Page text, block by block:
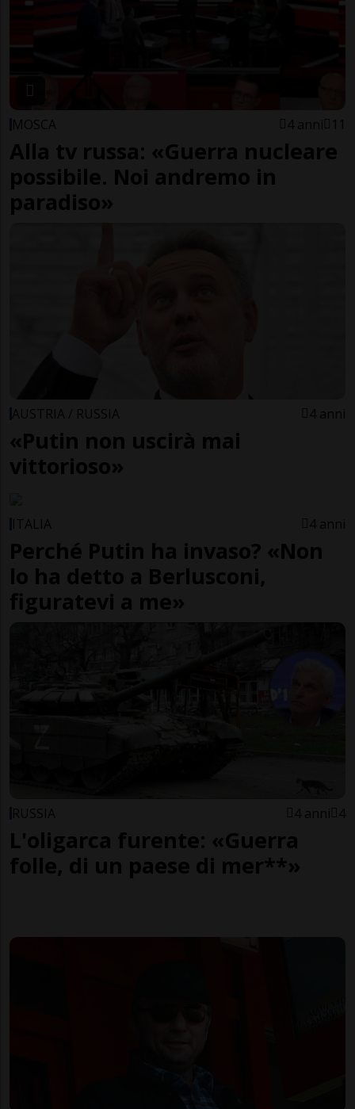
MOSCA 4 anni 11
Alla tv russa: «Guerra nucleare
possibile. Noi andremo in
paradiso»
AUSTRIA / RUSSIA 4 anni
«Putin non uscirà mai
vittorioso»
ITALIA 4 anni
Perché Putin ha invaso? «Non
lo ha detto a Berlusconi,
figuratevi a me»
RUSSIA 4 anni 4
L'oligarca furente: «Guerra
folle, di un paese di mer**»